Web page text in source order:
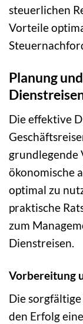
steuerlichen
Vorteile
Planung
Die effektive
grundlegende
ökonomische
optimal zu
praktische
zum
Dienstreisen.
Vorbereitung
Die
den Erfolg